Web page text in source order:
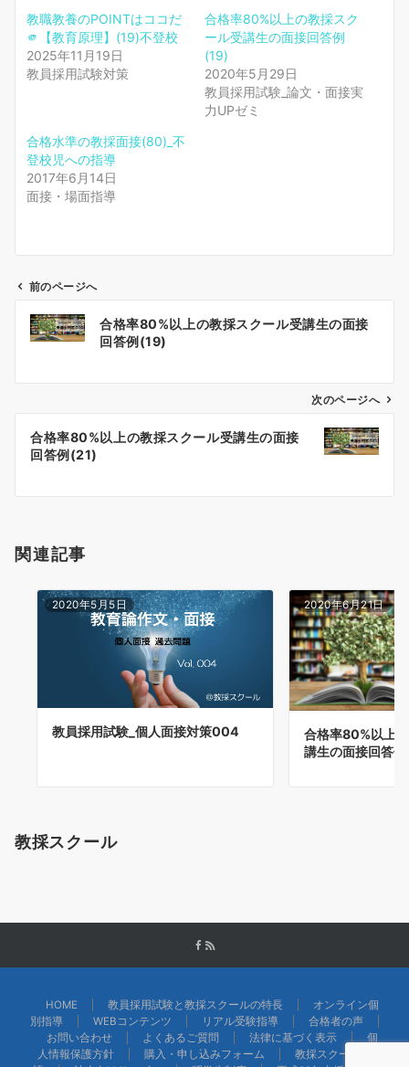
教職教養のPOINTはココだ
🫵【教育原理】(19)不登校
2025年11月19日
教員採用試験対策
合格率80%以上の教採スク
ール受講生の面接回答例
(19)
2020年5月29日
教員採用試験_論文・面接実
力UPゼミ
合格水準の教採面接(80)_不
登校児への指導
2017年6月14日
面接・場面指導
ン
前のページへ
合格率80%以上の教採スクール受講生の面接
回答例(19)
次のページへ
合格率80%以上の教採スクール受講生の面接
回答例(21)
関連記事
2020年5月5日
教員採用試験_個人面接対策004
2020年6月21日
合格率80%以上
講生の面接回答
教採スクール
HOME 教員採用試験と教採スクールの特長
オンライン個
別指導
WEBコンテンツ リアル受験指導
合格者の声
お問い合わせ
よくあるご質問 法律に基づく表示
個
人情報保護方針
購入・申し込みフォーム
教採スクール物